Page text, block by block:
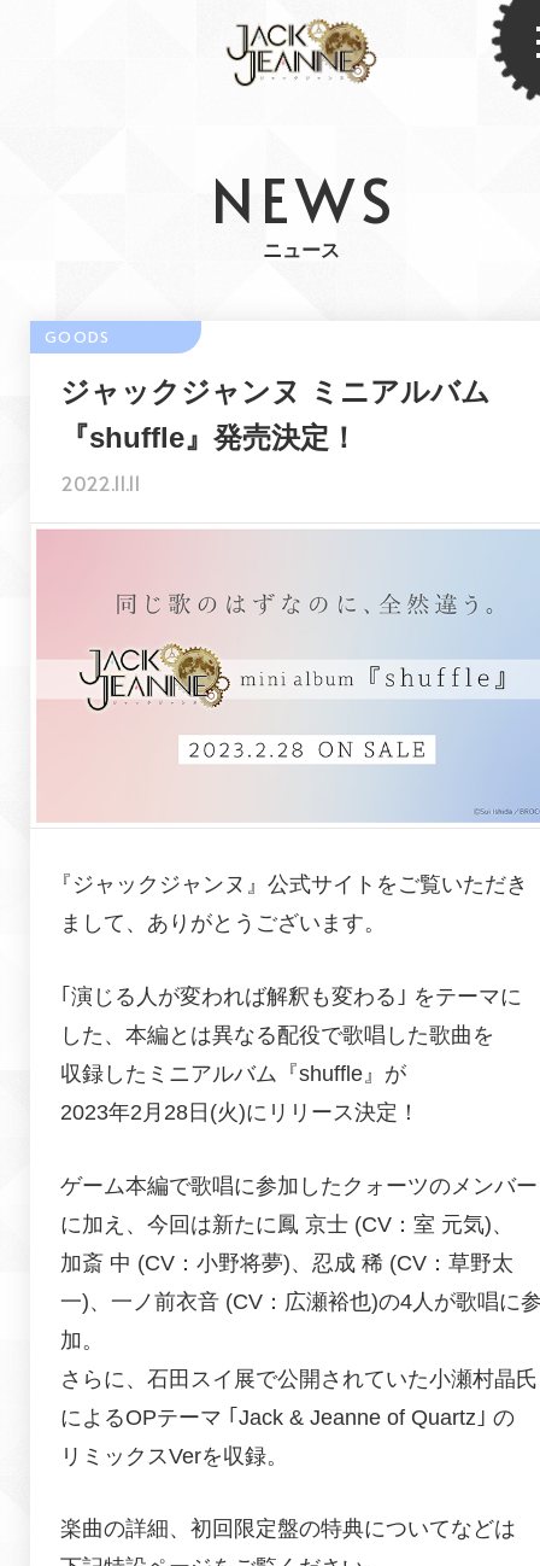
NEWS
ニュース
ジャックジャンヌ ミニアルバム
『shuffle』発売決定！
2022.11.11
『 ジャックジャンヌ 』公式サイトをご覧いただき
まして、ありがとうございます。
｢演じる人が変われば解釈も変わる｣ をテーマに
した、本編とは異なる配役で歌唱した歌曲を
収録したミニアルバム『shuffle』が
2023年2月28日(火)にリリース決定！
ゲーム本編で歌唱に参加したクォーツのメンバー
に加え、今回は新たに 鳳 京士 (CV：室 元気)、
加斎 中 (CV：小野将夢)、忍成 稀 (CV：草野太
一)、 一ノ前衣音 (CV：広瀬裕也)の4人が歌唱に
加。
さらに、石田スイ展で公開されていた小瀬村晶氏
によるOPテーマ ｢Jack & Jeanne of Quartz｣ の
リミックスVerを収録。
楽曲の詳細、初回限定盤の特典についてなどは